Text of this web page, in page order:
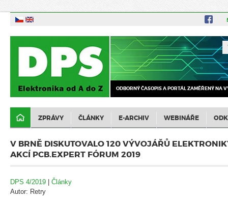
ODBORNÝ ČASOPIS A PORTÁL ZAMĚŘENÝ NA
ZPRÁVY ČLÁNKY E-ARCHIV WEBINÁŘE
V BRNĚ DISKUTOVALO 120 VÝVOJÁŘŮ
AKCÍ PCB.EXPERT FÓRUM 2019
DPS 4/2019 | Články
Autor: Retry